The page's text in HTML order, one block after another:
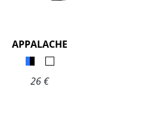
APPALACHE
26 €